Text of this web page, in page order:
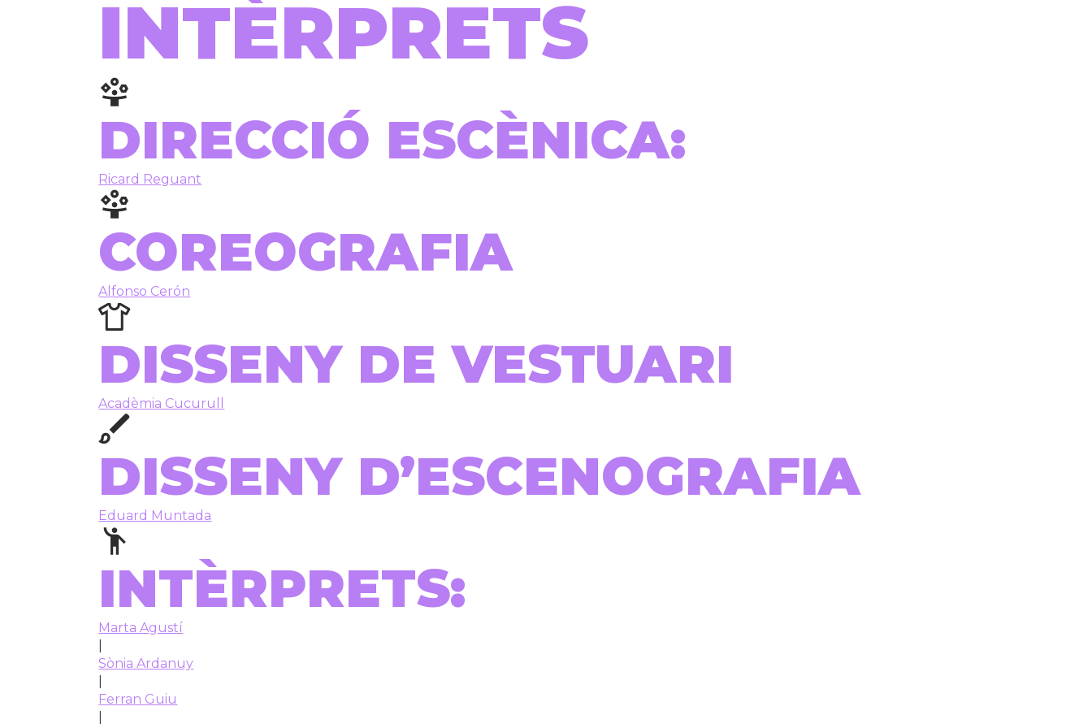
INTÈRPRETS
DIRECCIÓ ESCÈNICA:
Ricard Reguant
COREOGRAFIA
Alfonso Cerón
DISSENY DE VESTUARI
Acadèmia Cucurull
DISSENY D’ESCENOGRAFIA
Eduard Muntada
INTÈRPRETS:
Marta Agustí
Sònia Ardanuy
Ferran Guiu